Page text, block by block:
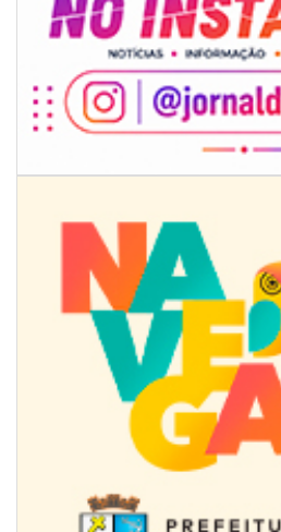
08/08/2026 | 07:00
8º Capoezade promove semana de
culturais em Itajaí
GERAL